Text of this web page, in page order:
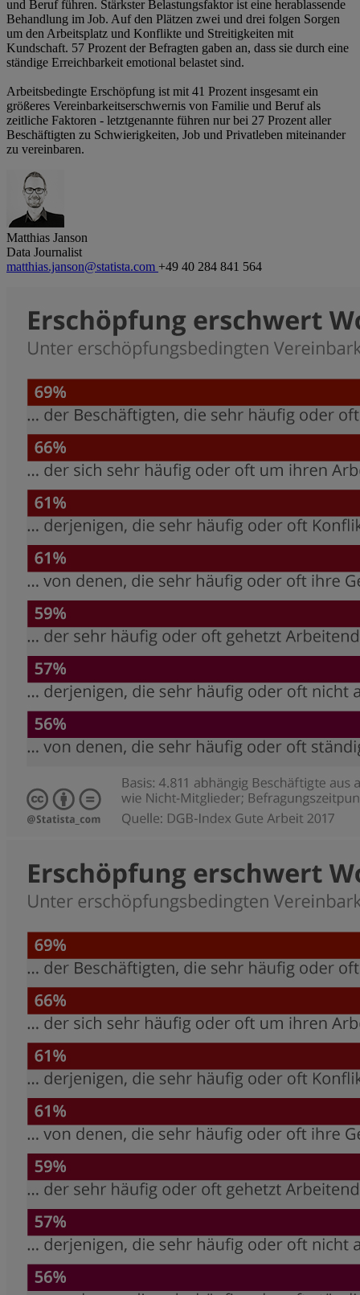
und Beruf führen. Stärkster Belastungsfaktor ist eine herablassende
Behandlung im Job. Auf den Plätzen zwei und drei folgen Sorgen
um den Arbeitsplatz und Konflikte und Streitigkeiten mit
Kundschaft. 57 Prozent der Befragten gaben an, dass sie durch eine
ständige Erreichbarkeit emotional belastet sind.
Arbeitsbedingte Erschöpfung ist mit 41 Prozent insgesamt ein
größeres Vereinbarkeitserschwernis von Familie und Beruf als
zeitliche Faktoren - letztgenannte führen nur bei 27 Prozent aller
Beschäftigten zu Schwierigkeiten, Job und Privatleben miteinander
zu vereinbaren.
Matthias Janson
Data Journalist
matthias.janson@statista.com +49 40 284 841 564